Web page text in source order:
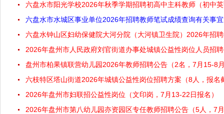
六盘水市阳光学校2026年秋季学期招聘初高中主科教师（初中
六盘水市水城区事业单位2026年招聘教师笔试成绩查询有关事
六盘水钟山区妇幼保健院大河分院（大河镇卫生院）2026年招
2026年盘州市人民政府刘官街道办事处城镇公益性岗位人员招
盘州市柏果镇联营幼儿园2026年教师招聘公告（2名，7月15-8
六枝特区塔山街道2026年城镇公益性岗位招聘方案（8人，报名
2026年盘州市妇联招公益性岗位（文印岗，7月13-22日报名）
2026年盘州市第八幼儿园亦资园区专任教师招聘公告（5人，7